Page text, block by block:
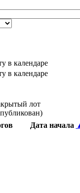
лот
Дата начала